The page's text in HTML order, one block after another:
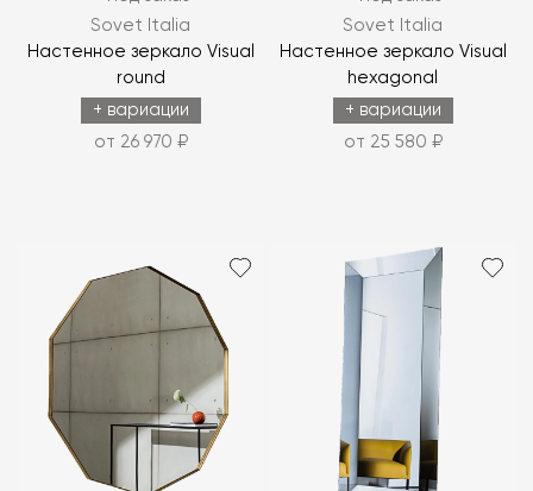
Sovet Italia
Настенное зеркало Visual
round
+ вариации
от 26 970 ₽
Sovet Italia
Настенное зеркало Visual
hexagonal
+ вариации
от 25 580 ₽